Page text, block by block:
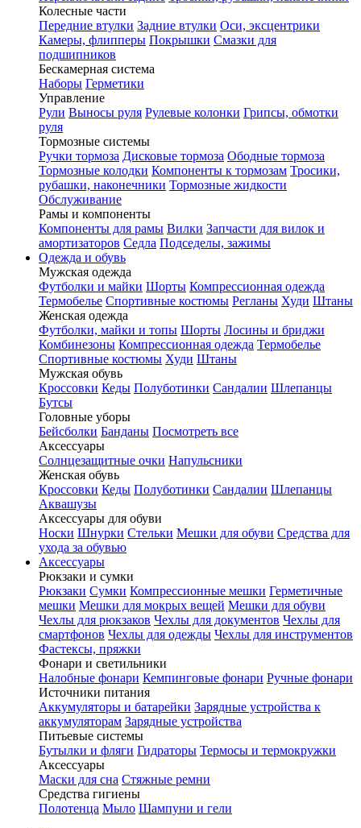
Колесные части
Передние втулки Задние втулки Оси, эксцентрики
Камеры, флипперы Покрышки Смазки для
подшипников
Бескамерная система
Наборы Герметики
Управление
Рули Выносы руля Рулевые колонки Грипсы, обмотки
руля
Тормозные системы
Ручки тормоза Дисковые тормоза Ободные тормоза
Тормозные колодки Компоненты к тормозам Тросики,
рубашки, наконечники Тормозные жидкости
Обслуживание
Рамы и компоненты
Компоненты для рамы Вилки Запчасти для вилок и
амортизаторов Седла Подседелы, зажимы
Одежда и обувь
Мужская одежда
Футболки и майки Шорты Компрессионная одежда
Термобелье Спортивные костюмы Регланы Худи Штаны
Женская одежда
Футболки, майки и топы Шорты Лосины и бриджи
Комбинезоны Компрессионная одежда Термобелье
Спортивные костюмы Худи Штаны
Мужская обувь
Кроссовки Кеды Полуботинки Сандалии Шлепанцы
Бутсы
Головные уборы
Бейсболки Банданы Посмотреть все
Аксессуары
Солнцезащитные очки Напульсники
Женская обувь
Кроссовки Кеды Полуботинки Сандалии Шлепанцы
Аквашузы
Аксессуары для обуви
Носки Шнурки Стельки Мешки для обуви Средства для
ухода за обувью
Аксессуары
Рюкзаки и сумки
Рюкзаки Сумки Компрессионные мешки Герметичные
мешки Мешки для мокрых вещей Мешки для обуви
Чехлы для рюкзаков Чехлы для документов Чехлы для
смартфонов Чехлы для одежды Чехлы для инструментов
Фастексы, пряжки
Фонари и светильники
Налобные фонари Кемпинговые фонари Ручные фонари
Источники питания
Аккумуляторы и батарейки Зарядные устройства к
аккумуляторам Зарядные устройства
Питьевые системы
Бутылки и фляги Гидраторы Термосы и термокружки
Аксессуары
Маски для сна Стяжные ремни
Средства гигиены
Полотенца Мыло Шампуни и гели